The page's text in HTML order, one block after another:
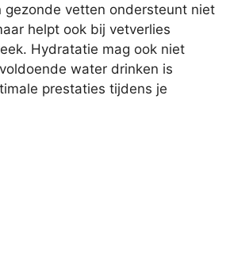
gezonde vetten ondersteunt niet
helpt ook bij vetverlies
Hydratatie mag ook niet
water drinken is
prestaties tijdens je